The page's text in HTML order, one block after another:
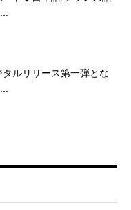
タルリリース第一弾とな